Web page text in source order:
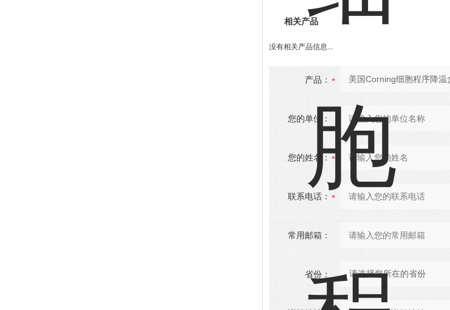
相关产品
没有相关产品信息...
产品：
您的单位：
您的姓名：
联系电话：
常用邮箱：
省份：